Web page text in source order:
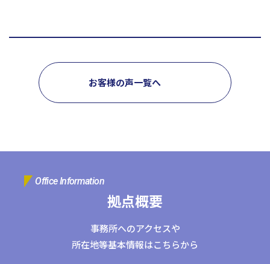
お客様の声一覧へ
Office Information
拠点概要
事務所へのアクセスや
所在地等基本情報はこちらから